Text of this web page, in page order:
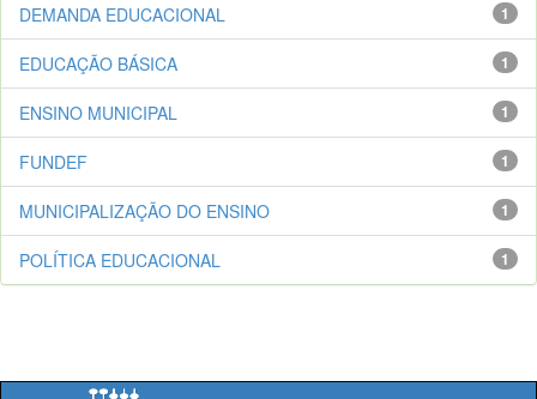
1
DEMANDA EDUCACIONAL
1
EDUCAÇÃO BÁSICA
1
ENSINO MUNICIPAL
1
FUNDEF
1
MUNICIPALIZAÇÃO DO ENSINO
1
POLÍTICA EDUCACIONAL